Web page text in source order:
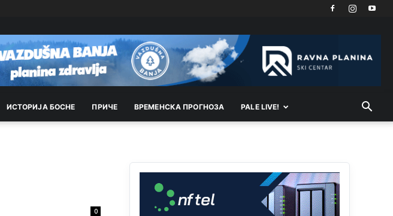
ИСТОРИЈА БОСНЕ ПРИЧЕ ВРEМEНСКА ПРОГНОЗА PALE LIVE!
0
Анонимно2806721 11:21
Kosovo je država a manji BH entitet pokrajina.Što
se tiče arapa po Palama i Jahorini,ostavljaju vam
pare a vi se smeškate .Da ne bi možda da vam
šalju poštom a da ne dolaze? Kurko
Анонимно2807791 11:39
Dobro zboris 791,ovaj721 dok nije bilo
interneta,samo mu je porodica znala da je glup!